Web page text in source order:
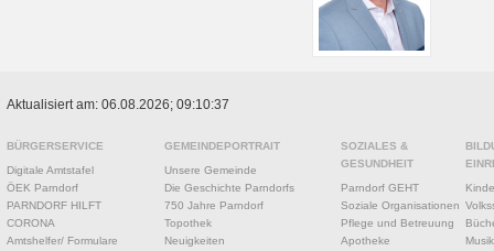
Aktualisiert am: 06.08.2026; 09:10:37
BÜRGERSERVICE
Digitale Amtstafel
ÖEK Parndorf
PARNDORF HILFT
CORONA
Amtshelfer/ Formulare
GEMEINDEPORTRAIT
Unsere Gemeinde
Die Geschichte Parndorfs
750 Jahre Parndorf
Topothek
Neuigkeiten
SOZIALES &
GESUNDHEIT
Parndorf GEHT
Soziale Organisationen
Pflege und Betreuung
Apotheke